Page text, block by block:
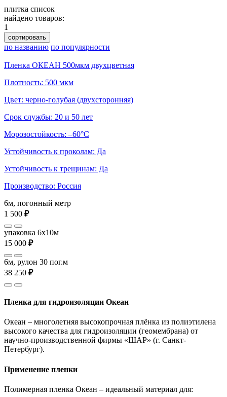
плитка список
найдено товаров:
1
сортировать
по названию по популярности
Пленка ОКЕАН 500мкм двухцветная
Плотность: 500 мкм
Цвет: черно-голубая (двухсторонняя)
Срок службы: 20 и 50 лет
Морозостойкость: –60°С
Устойчивость к проколам: Да
Устойчивость к трещинам: Да
Производство: Россия
6м, погонный метр
1 500 ₽
упаковка 6x10м
15 000 ₽
6м, рулон 30 пог.м
38 250 ₽
Пленка для гидроизоляции Океан
Океан – многолетняя высокопрочная плёнка из полиэтилена
высокого качества для гидроизоляции (геомембрана) от
научно-производственной фирмы «ШАР» (г. Санкт-
Петербург).
Применение пленки
Полимерная пленка Океан – идеальный материал для: